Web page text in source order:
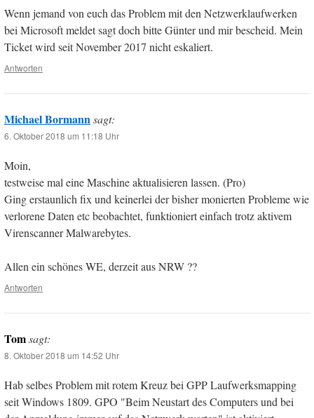
Wenn jemand von euch das Problem mit den Netzwerklaufwerken
bei Microsoft meldet sagt doch bitte Günter und mir bescheid. Mein
Ticket wird seit November 2017 nicht eskaliert.
Antworten
Michael Bormannsagt:
6. Oktober 2018 um 11:18 Uhr
Moin,
testweise mal eine Maschine aktualisieren lassen. (Pro)
Ging erstaunlich fix und keinerlei der bisher monierten Probleme wie
verlorene Daten etc beobachtet, funktioniert einfach trotz aktivem
Virenscanner Malwarebytes.
Allen ein schönes WE, derzeit aus NRW ??
Antworten
Tomsagt:
8. Oktober 2018 um 14:52 Uhr
Hab selbes Problem mit rotem Kreuz bei GPP Laufwerksmapping
seit Windows 1809. GPO "Beim Neustart des Computers und bei